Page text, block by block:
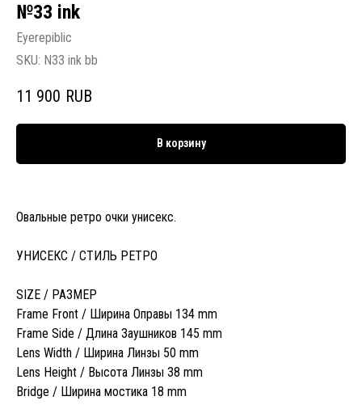
№33 ink
Eyerepiblic
SKU: N33 ink bb
11 900 RUB
В корзину
Овальные ретро очки унисекс.
УНИСЕКС / СТИЛЬ РЕТРО
SIZE / РАЗМЕР
Frame Front / Ширина Оправы 134 mm
Frame Side / Длина Заушников 145 mm
Lens Width / Ширина Линзы 50 mm
Lens Height / Высота Линзы 38 mm
Bridge / Ширина мостика 18 mm